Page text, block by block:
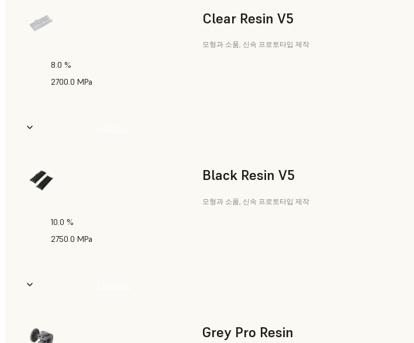
Clear Resin V5
모형과 소품, 신속 프로토타입 제작
8.0 %
2700.0 MPa
Black Resin V5
모형과 소품, 신속 프로토타입 제작
10.0 %
2750.0 MPa
Grey Pro Resin